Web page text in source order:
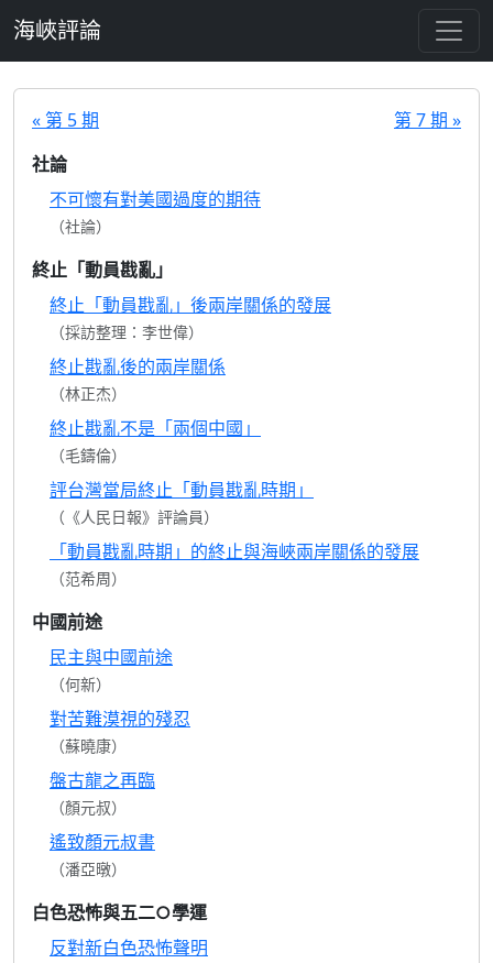
海峽評論
« 第 5 期
第 7 期 »
社論
不可懷有對美國過度的期待
（社論）
終止「動員戡亂」
終止「動員戡亂」後兩岸關係的發展
（採訪整理：李世偉）
終止戡亂後的兩岸關係
（林正杰）
終止戡亂不是「兩個中國」
（毛鑄倫）
評台灣當局終止「動員戡亂時期」
（《人民日報》評論員）
「動員戡亂時期」的終止與海峽兩岸關係的發展
（范希周）
中國前途
民主與中國前途
（何新）
對苦難漠視的殘忍
（蘇曉康）
盤古龍之再臨
（顏元叔）
遙致顏元叔書
（潘亞暾）
白色恐怖與五二○學運
反對新白色恐怖聲明